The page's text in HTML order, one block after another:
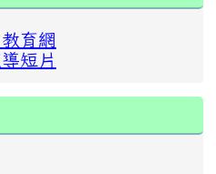
育網
短片